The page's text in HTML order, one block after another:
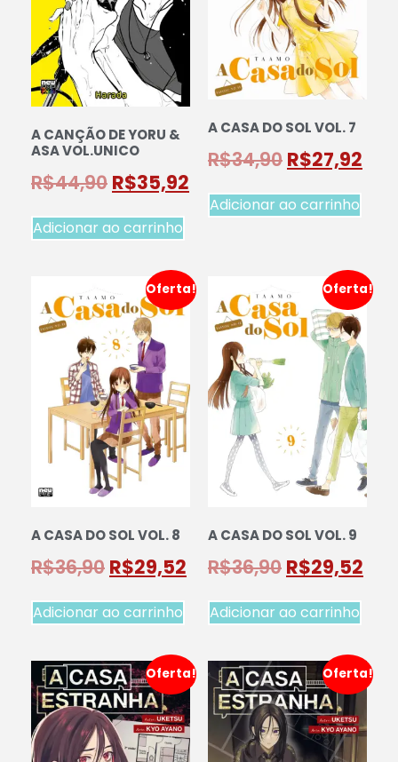
A CANÇÃO DE YORU &
ASA VOL.UNICO
R$44,90 R$35,92
Adicionar ao carrinho
A CASA DO SOL VOL. 7
R$34,90 R$27,92
Adicionar ao carrinho
Oferta!
A CASA DO SOL VOL. 8
R$36,90 R$29,52
Adicionar ao carrinho
Oferta!
A CASA DO SOL VOL. 9
R$36,90 R$29,52
Adicionar ao carrinho
Oferta! Oferta!